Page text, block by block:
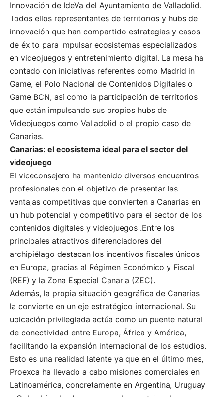
Innovación de IdeVa del Ayuntamiento de Valladolid.
Todos ellos representantes de territorios y hubs de
innovación que han compartido estrategias y casos
de éxito para impulsar ecosistemas especializados
en videojuegos y entretenimiento digital. La mesa ha
contado con iniciativas referentes como Madrid in
Game, el Polo Nacional de Contenidos Digitales o
Game BCN, así como la participación de territorios
que están impulsando sus propios hubs de
Videojuegos como Valladolid o el propio caso de
Canarias.
Canarias: el ecosistema ideal para el sector del
videojuego
El viceconsejero ha mantenido diversos encuentros
profesionales con el objetivo de presentar las
ventajas competitivas que convierten a Canarias en
un hub potencial y competitivo para el sector de los
contenidos digitales y videojuegos .Entre los
principales atractivos diferenciadores del
archipiélago destacan los incentivos fiscales únicos
en Europa, gracias al Régimen Económico y Fiscal
(REF) y la Zona Especial Canaria (ZEC).
Además, la propia situación geográfica de Canarias
la convierte en un eje estratégico internacional. Su
ubicación privilegiada actúa como un puente natural
de conectividad entre Europa, África y América,
facilitando la expansión internacional de los estudios.
Esto es una realidad latente ya que en el último mes,
Proexca ha llevado a cabo misiones comerciales en
Latinoamérica, concretamente en Argentina, Uruguay